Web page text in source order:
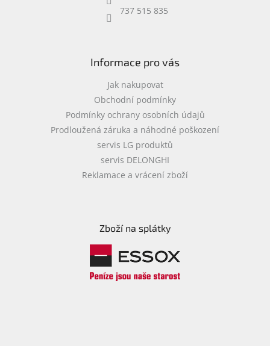
y
i
s
u
737 515 835
Informace pro vás
Jak nakupovat
Obchodní podmínky
Podmínky ochrany osobních údajů
Prodloužená záruka a náhodné poškození
servis LG produktů
servis DELONGHI
Reklamace a vrácení zboží
Zboží na splátky